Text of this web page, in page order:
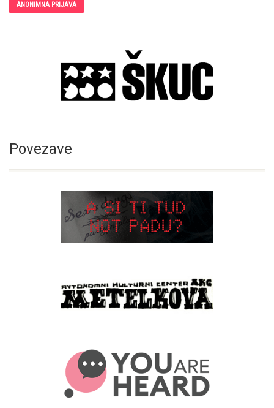
ANONIMNA PRIJAVA
Povezave